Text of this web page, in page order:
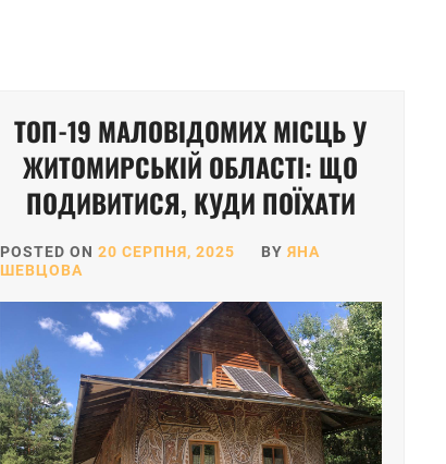
ТОП-19 МАЛОВІДОМИХ МІСЦЬ У
ЖИТОМИРСЬКІЙ ОБЛАСТІ: ЩО
ПОДИВИТИСЯ, КУДИ ПОЇХАТИ
POSTED ON 20 СЕРПНЯ, 2025 BY ЯНА
ШЕВЦОВА